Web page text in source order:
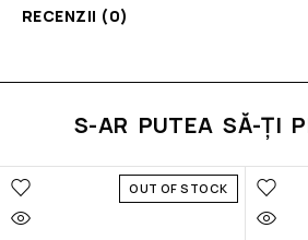
RECENZII (0)
S-AR PUTEA SĂ-ȚI
OUT OF STOCK